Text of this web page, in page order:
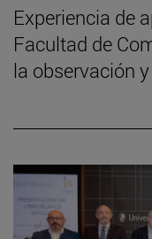
Experiencia de
Facultad de
la observación